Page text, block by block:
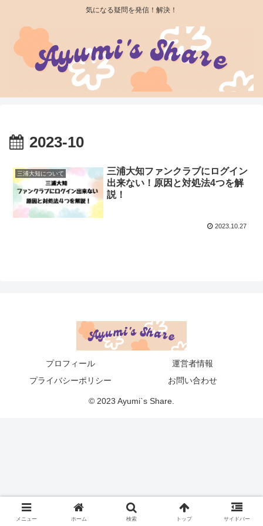
気になる疑問を発信！解決！
2023-10
三浦大知について
三浦大知ファンクラブにログイン
出来ない！原因と対処法4つを解
説！
2023.10.27
プロフィール
運営者情報
プライバシーポリシー
お問い合わせ
© 2023 Ayumi`s Share.
メニュー ホーム 検索 トップ サイドバー